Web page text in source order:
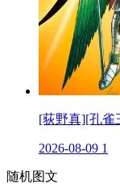
[荻野真][孔雀
2026-08-09 1
随机图文